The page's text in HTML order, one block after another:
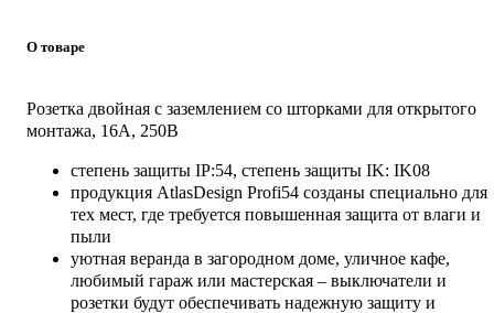
О товаре
Розетка двойная с заземлением со шторками для открытого
монтажа, 16А, 250В
степень защиты IP:54, степень защиты IK: IK08
продукция AtlasDesign Profi54 созданы специально для
тех мест, где требуется повышенная защита от влаги и
пыли
уютная веранда в загородном доме, уличное кафе,
любимый гараж или мастерская – выключатели и
розетки будут обеспечивать надежную защиту и